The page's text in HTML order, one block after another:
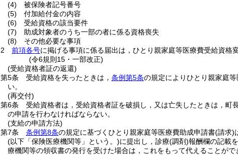
(4)
被保険者記号番号
(5)
付加給付金の内容
(6)
受給資格の該当要件
(7)
助成対象者のうち一部の者に係る資格喪失
(8)
その他必要な事項
2
前項各号に掲げる事項に係る届出は，ひとり親家庭等医療費受給資格
(令6規則15・一部改正)
(受給資格者証の返還)
第5条
受給資格を失ったときは， 条例第5条の規定によりひとり親家庭
い。
(再交付)
第6条
受給資格者は，受給資格者証を破損し，又は亡失したときは，
の申請を行わなければならない。
(支給の申請方法)
第7条
条例第8条の規定に基づくひとり親家庭等医療費助成申請書(請求)
(以下「保険医療機関等」という。)に提出し，診療(調剤)報酬欄の記載
療機関等の領収書の発行を受けた場合は，これをもって代えることがで